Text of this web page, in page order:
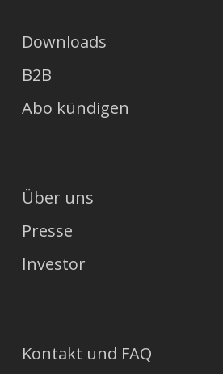
Downloads
B2B
Abo kündigen
Über uns
Presse
Investor
Kontakt und FAQ